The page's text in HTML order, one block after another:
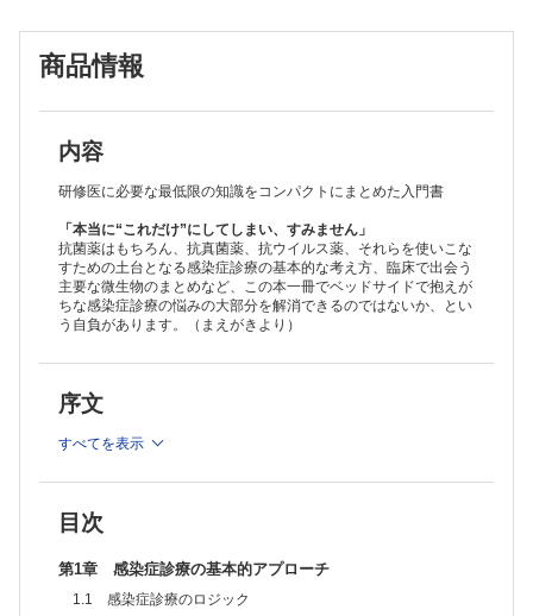
商品情報
内容
研修医に必要な最低限の知識をコンパクトにまとめた入門書
「本当に“これだけ”にしてしまい、すみません」
抗菌薬はもちろん、抗真菌薬、抗ウイルス薬、それらを使いこな
すための土台となる感染症診療の基本的な考え方、臨床で出会う
主要な微生物のまとめなど、この本一冊でベッドサイドで抱えが
ちな感染症診療の悩みの大部分を解消できるのではないか、とい
う自負があります。（まえがきより）
序文
すべてを表示
目次
第1章 感染症診療の基本的アプローチ
1.1 感染症診療のロジック